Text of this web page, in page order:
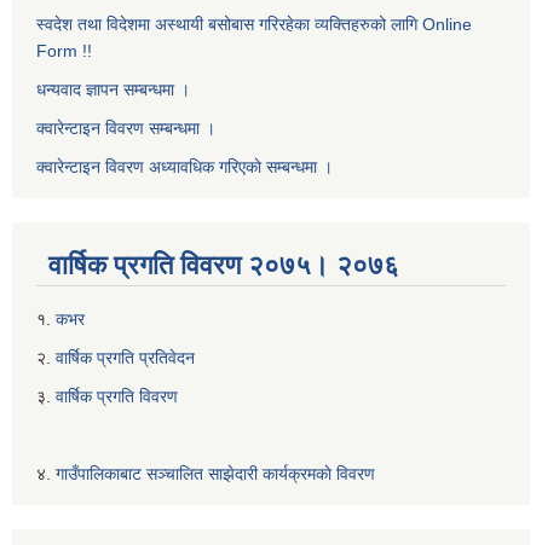
स्वदेश तथा विदेशमा अस्थायी बसोबास गरिरहेका व्यक्तिहरुको लागि Online
Form !!
धन्यवाद ज्ञापन सम्बन्धमा ।
क्वारेन्टाइन विवरण सम्बन्धमा ।
क्वारेन्टाइन विवरण अध्यावधिक गरिएकाे सम्बन्धमा ।
वार्षिक प्रगति विवरण २०७५। २०७६
१. कभर
२. वार्षिक प्रगति प्रतिवेदन
३. वार्षिक प्रगति विवरण
४. गाउँपालिकाबाट सञ्चालित साझेदारी कार्यक्रमकाे विवरण